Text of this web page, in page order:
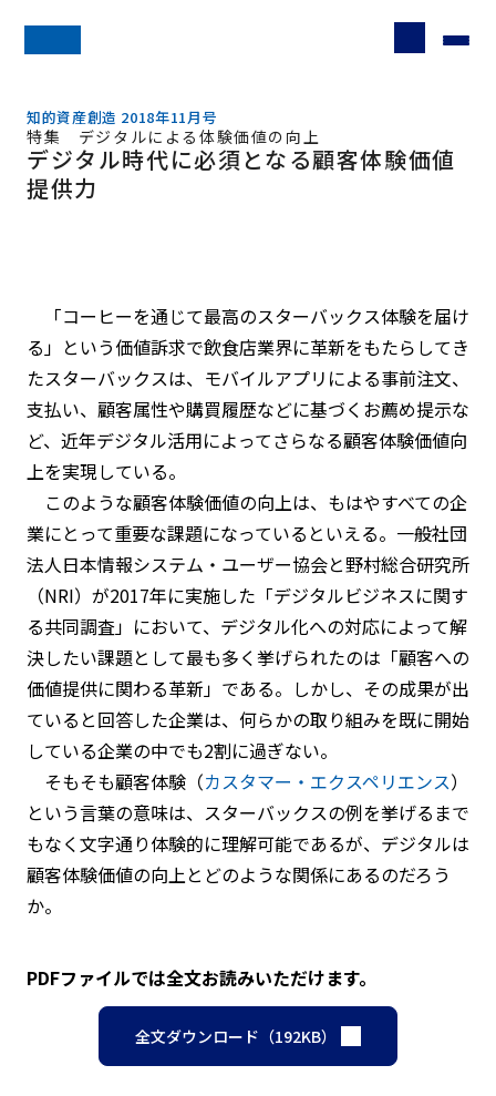
知的資産創造 2018年11月号
特集 デジタルによる体験価値の向上
デジタル時代に必須となる顧客体験価値
提供力
「コーヒーを通じて最高のスターバックス体験を届け
る」という価値訴求で飲食店業界に革新をもたらしてき
たスターバックスは、モバイルアプリによる事前注文、
支払い、顧客属性や購買履歴などに基づくお薦め提示な
ど、近年デジタル活用によってさらなる顧客体験価値向
上を実現している。
このような顧客体験価値の向上は、もはやすべての企
業にとって重要な課題になっているといえる。一般社団
法人日本情報システム・ユーザー協会と野村総合研究所
（NRI）が2017年に実施した「デジタルビジネスに関す
る共同調査」において、デジタル化への対応によって解
決したい課題として最も多く挙げられたのは「顧客への
価値提供に関わる革新」である。しかし、その成果が出
ていると回答した企業は、何らかの取り組みを既に開始
している企業の中でも2割に過ぎない。
そもそも顧客体験（カスタマー・エクスペリエンス）
という言葉の意味は、スターバックスの例を挙げるまで
もなく文字通り体験的に理解可能であるが、デジタルは
顧客体験価値の向上とどのような関係にあるのだろう
か。
PDFファイルでは全文お読みいただけます。
全文ダウンロード（192KB）